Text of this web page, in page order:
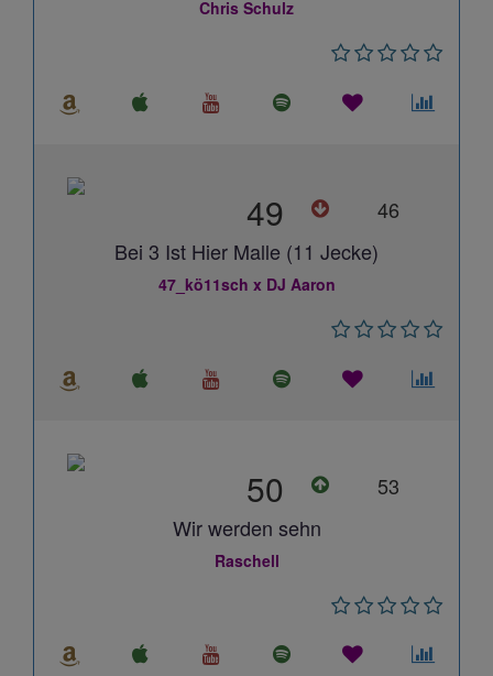
Chris Schulz
49
46
Bei 3 Ist Hier Malle (11 Jecke)
47_kö11sch x DJ Aaron
50
53
Wir werden sehn
Raschell